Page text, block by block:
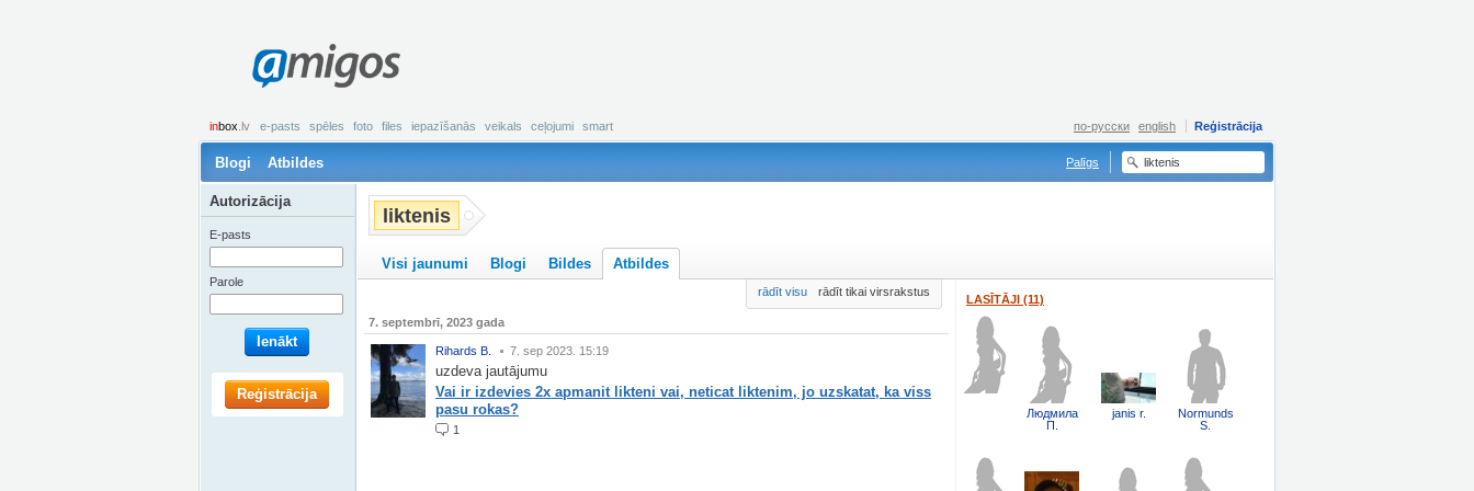
amigos
inbox .lv e-pasts spēles foto files iepazīšanās veikals ceļojumi smart Reģistrācija
по-русски english
Blogi Atbildes Palīgs
liktenis
Visi jaunumi Blogi Bildes Atbildes
rādīt visu rādīt tikai virsrakstus
7. septembrī, 2023 gada
Rihards B. 7. sep 2023. 15:19
uzdeva jautājumu
Vai ir izdevies 2x apmanit likteni vai, neticat liktenim, jo uzskatat, ka viss
pasu rokas?
1
LASĪTĀJI (11)
Людмила
П.
janis r.
Normunds
S.
Autorizācija
E-pasts
Parole
Ienākt
Reģistrācija